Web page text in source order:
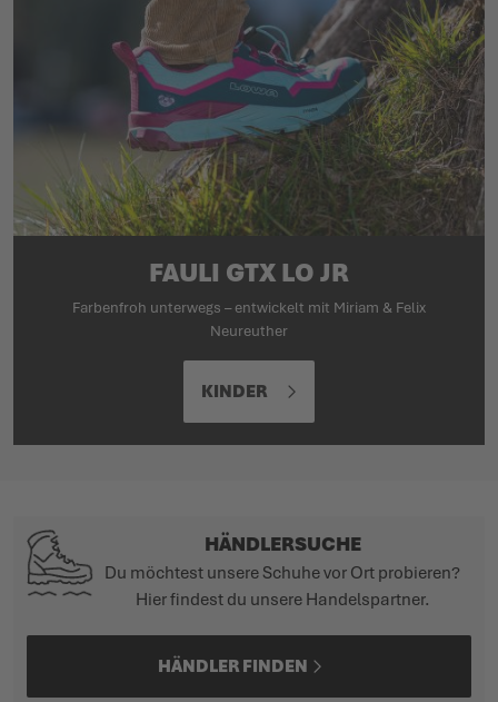
FAULI GTX LO JR
Farbenfroh unterwegs – entwickelt mit Miriam & Felix
Neureuther
KINDER
HÄNDLERSUCHE
Du möchtest unsere Schuhe vor Ort probieren?
Hier findest du unsere Handelspartner.
HÄNDLER FINDEN